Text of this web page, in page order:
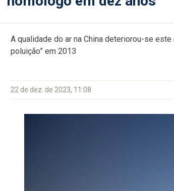
A qualidade do ar na China deteriorou-se
poluição” em 2013
22 de dez. de 2023, 11:08